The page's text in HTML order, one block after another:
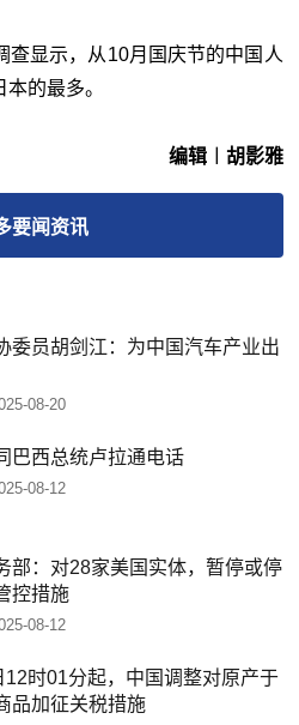
查显示，从10月国庆节的中国人
的最多。
编辑︱胡影雅
要闻资讯
委员胡剑江：为中国汽车产业出
08-20
巴西总统卢拉通电话
08-12
部：对28家美国实体，暂停或停
控措施
08-12
12时01分起，中国调整对原产于
品加征关税措施